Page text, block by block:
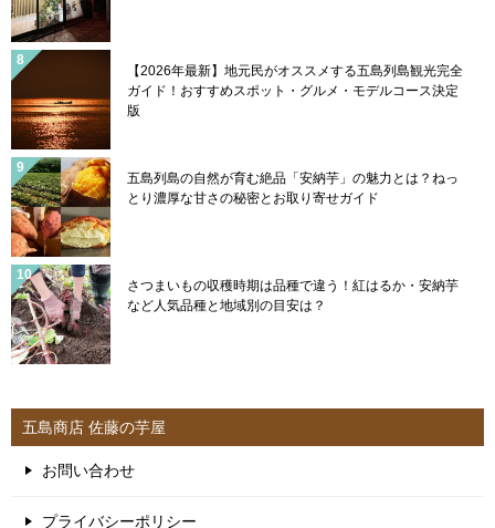
【2026年最新】地元民がオススメする五島列島観光完全
ガイド！おすすめスポット・グルメ・モデルコース決定
版
五島列島の自然が育む絶品「安納芋」の魅力とは？ねっ
とり濃厚な甘さの秘密とお取り寄せガイド
さつまいもの収穫時期は品種で違う！紅はるか・安納芋
など人気品種と地域別の目安は？
五島商店 佐藤の芋屋
お問い合わせ
プライバシーポリシー